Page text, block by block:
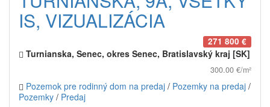
IS, VIZUALIZÁCIA
271 800 €
Turnianska, Senec, okres Senec, Bratislavský kraj [SK]
300.00 €/m²
Pozemok pre rodinný dom na predaj / Pozemky na predaj /
Pozemky / Predaj